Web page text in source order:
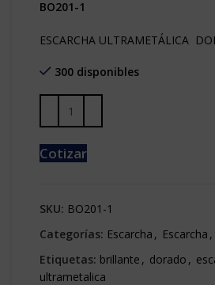
BO201-1
ESCARCHA ULTRAMETÁLICA
300 disponibles
Cotizar
SKU: BO201-1
Categorías: Escarcha , Escarcha ,
Etiquetas: brillante , dorado ,
ultrametalica